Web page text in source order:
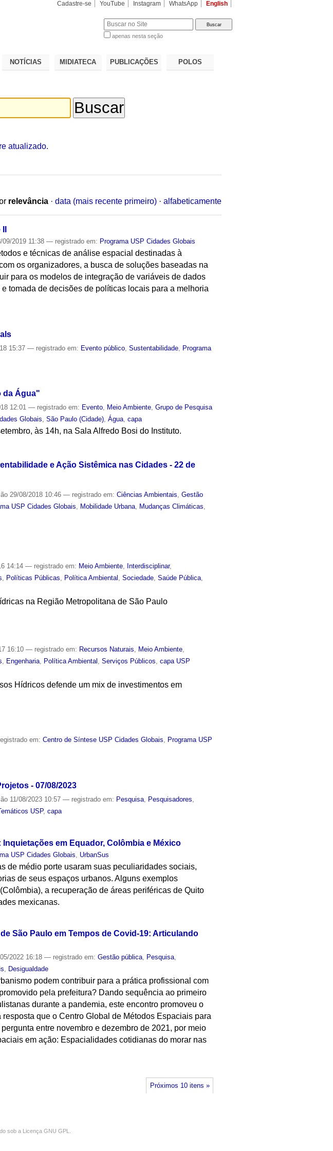
Cadastre-se YouTube Instagram WhatsApp English
apenas nesta seção
NOTÍCIAS MIDIATECA PUBLICAÇÕES POLOS
atualizado.
relevância · data (mais recente primeiro) · alfabeticamente
09/2019 11:38— registrado em: Programa USP Cidades Globais
e técnicas de análise espacial destinadas à
os organizadores, a busca de soluções baseadas na
para os modelos de integração de variáveis de dados
tomada de decisões de políticas locais para a melhoria
15:37— registrado em: Evento público ,Sustentabilidade Programa
da Água"
12:01— registrado em: Evento, Meio Ambiente,Grupo de Pesquisa
Globais,São Paulo (Cidade),Água,capa
às 14h, na Sala Alfredo Bosi do Instituto.
e Ação Sistêmica nas Cidades - 22 de
29/08/2018 10:46— registrado em:Ciências Ambientais,Gestão
USP Cidades Globais, Mobilidade Urbana, Mudanças Climáticas,
14:14— registrado em: Meio Ambiente Interdisciplinar,
Políticas Públicas Política Ambiental ,Sociedade ,Saúde Pública
na Região Metropolitana de São Paulo
16:10— registrado em: Recursos Naturais Meio Ambiente
Engenharia Política Ambiental ,Serviços Públicos ,capa USP
Hídricos defende um mix de investimentos em
em:Centro de Síntese USP Cidades Globais, Programa USP
- 07/08/2023
11/08/2023 10:57— registrado em: Pesquisa Pesquisadores
USP,capa
em Equador, Colômbia e México
USP Cidades Globais UrbanSus
de médio porte usaram suas peculiaridades sociais,
de seus espaços urbanos. Alguns exemplos
a recuperação de áreas periféricas de Quito
mexicanas.
São Paulo em Tempos de Covid-19: Articulando
2022 16:18— registrado em:Gestão pública, Pesquisa,
, Desigualdade
podem contribuir para a prática profissional com
pela prefeitura? Dando sequência ao primeiro
durante a pandemia, este encontro promoveu o
que o Centro Global de Métodos Espaciais para
entre novembro e dezembro de 2021, por meio
em ação: Espacialidades cotidianas do morar nas
Próximos 10 itens »
sob a Licença GNU GPL